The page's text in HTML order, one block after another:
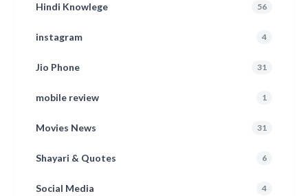
Hindi Knowlege 56
instagram 4
Jio Phone 31
mobile review 1
Movies News 31
Shayari & Quotes 6
Social Media 4